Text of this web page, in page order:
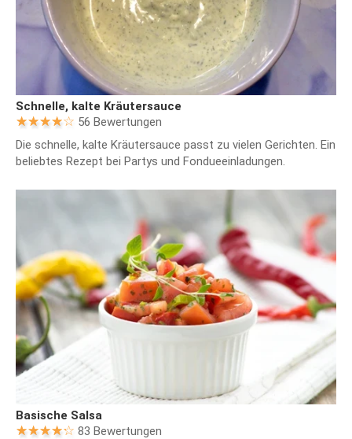
Schnelle, kalte Kräutersauce
56 Bewertungen
Die schnelle, kalte Kräutersauce passt zu vielen Gerichten. Ein
beliebtes Rezept bei Partys und Fondueeinladungen.
Basische Salsa
83 Bewertungen